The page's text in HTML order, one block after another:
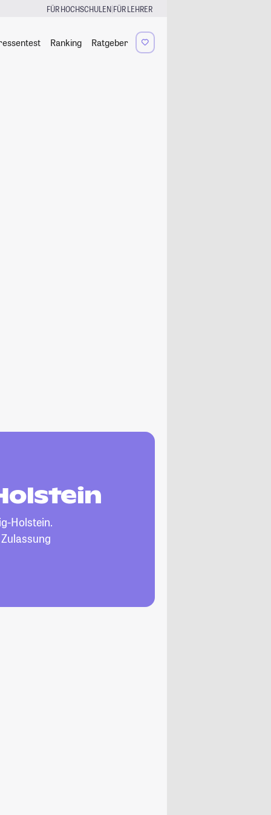
FÜR HOCHSCHULEN|FÜR LEHRER
Ranking Ratgeber
Holstein.